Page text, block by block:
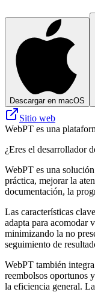
Descargar en macOS
Sitio web
WebPT es una
¿Eres el desarrollador
WebPT es una
práctica, mejorar la
documentación, la
Las características
adapta para acomodar
minimizando la no
seguimiento de
WebPT también
reembolsos oportunos
la eficiencia general.